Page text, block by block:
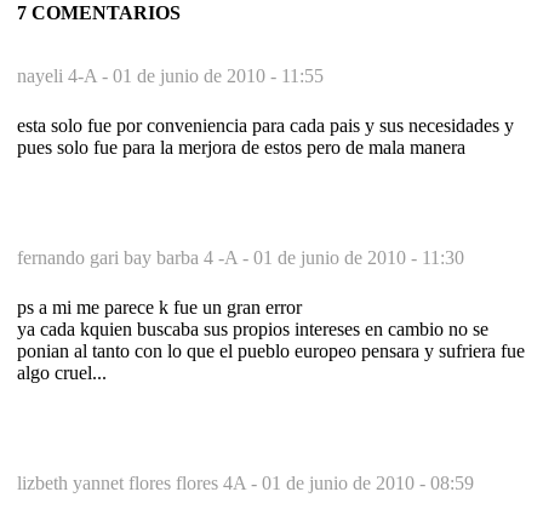
7 COMENTARIOS
nayeli 4-A - 01 de junio de 2010 - 11:55
esta solo fue por conveniencia para cada pais y sus necesidades y
pues solo fue para la merjora de estos pero de mala manera
fernando gari bay barba 4 -A - 01 de junio de 2010 - 11:30
ps a mi me parece k fue un gran error
ya cada kquien buscaba sus propios intereses en cambio no se
ponian al tanto con lo que el pueblo europeo pensara y sufriera fue
algo cruel...
lizbeth yannet flores flores 4A - 01 de junio de 2010 - 08:59